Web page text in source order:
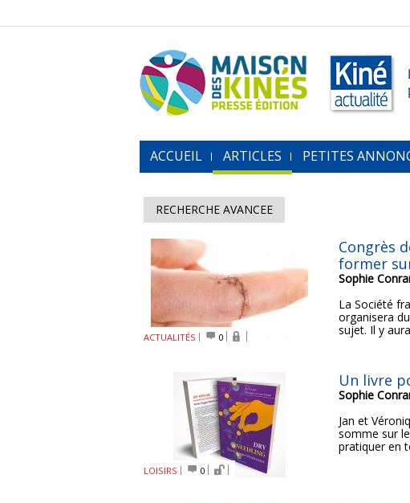
ACCUEIL ARTICLES PETITES
RECHERCHE AVANCEE
ACTUALITÉS 0
Congrès
former
Sophie
La Société
organisera
sujet. Il y
LOISIRS 0
Un livre
Sophie
Jan et
somme sur
pratiquer en